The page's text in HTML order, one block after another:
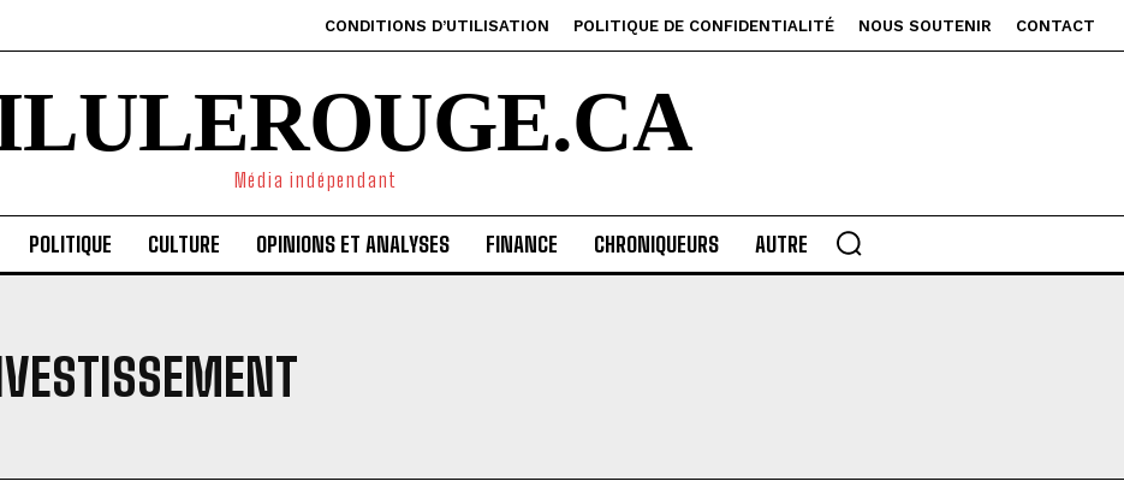
CONDITIONS D’UTILISATION POLITIQUE DE CONFIDENTIALITÉ NOUS SOUTENIR CONTACT
Média indépendant
POLITIQUE CULTURE OPINIONS ET ANALYSES FINANCE CHRONIQUEURS AUTRE